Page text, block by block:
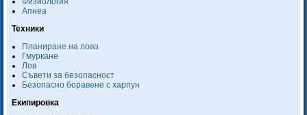
Апнеа
Техники
Планиране на лова
Гмуркане
Лов
Съвети за безопасност
Безопасно боравене с харпун
Екипировка